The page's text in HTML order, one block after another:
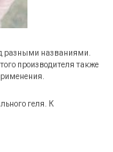
разными названиями.
производителя также
геля. К